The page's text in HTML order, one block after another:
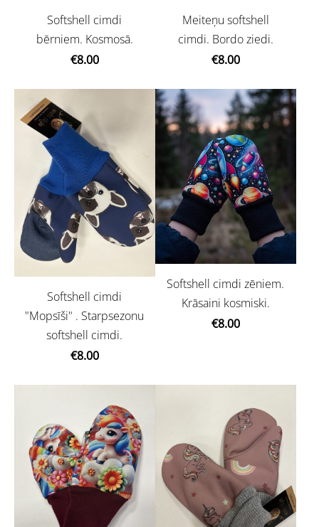
Softshell cimdi
bērniem. Kosmosā.
€8.00
Meiteņu softshell
cimdi. Bordo ziedi.
€8.00
Softshell cimdi
"Mopsīši" . Starpsezonu
softshell cimdi.
€8.00
Softshell cimdi zēniem.
Krāsaini kosmiski.
€8.00